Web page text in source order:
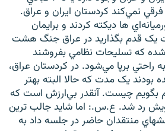
نمي‌کند کردستان ايران و عراق.
ها ديکته کردند و برايمان
يک قدم بگذاريد در عراق جنگ هشت
که تسليحات نظامي بفروشند
برپا مي‌شود. در کردستان عراق،
بودند يک مدت که حالا البته بهتر
بگويم چيست. آنقدر بي‌ارزش است که
رد شد. ع.س.: اما شايد جالب ترين
منتقدان حاضر در جلسه داد به